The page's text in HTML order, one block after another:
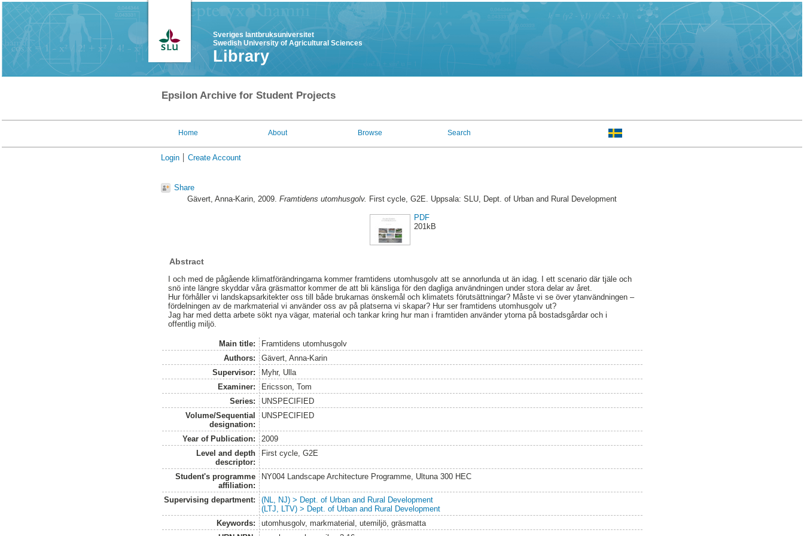
Sveriges lantbruksuniversitet
Swedish University of Agricultural Sciences
Library
Epsilon Archive for Student Projects
Home About Browse Search
Login Create Account
Share
Gävert, Anna-Karin, 2009. Framtidens utomhusgolv. First cycle, G2E. Uppsala: SLU, Dept. of Urban and Rural Development
PDF
201kB
Abstract
I och med de pågående klimatförändringarna kommer framtidens utomhusgolv att se annorlunda ut än idag. I ett scenario där tjäle och
snö inte längre skyddar våra gräsmattor kommer de att bli känsliga för den dagliga användningen under stora delar av året.
Hur förhåller vi landskapsarkitekter oss till både brukarnas önskemål och klimatets förutsättningar? Måste vi se över ytanvändningen –
fördelningen av de markmaterial vi använder oss av på platserna vi skapar? Hur ser framtidens utomhusgolv ut?
Jag har med detta arbete sökt nya vägar, material och tankar kring hur man i framtiden använder ytorna på bostadsgårdar och i
offentlig miljö.
Main title:
Framtidens utomhusgolv
Authors:
Gävert, Anna-Karin
Supervisor:
Myhr, Ulla
Examiner:
Ericsson, Tom
Series:
UNSPECIFIED
Volume/Sequential
designation:
UNSPECIFIED
Year of Publication:
2009
Level and depth
descriptor:
First cycle, G2E
Student's programme
affiliation:
NY004 Landscape Architecture Programme, Ultuna 300 HEC
Supervising department:
(NL, NJ) > Dept. of Urban and Rural Development
(LTJ, LTV) > Dept. of Urban and Rural Development
Keywords:
utomhusgolv, markmaterial, utemiljö, gräsmatta